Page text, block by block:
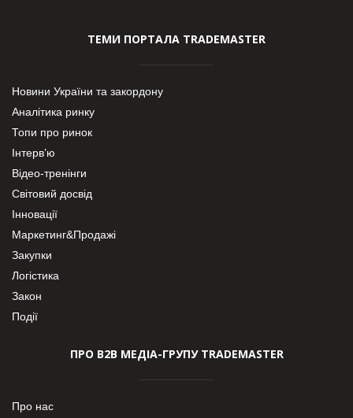
ТЕМИ ПОРТАЛА TRADEMASTER
Новини України та закордону
Аналітика ринку
Топи про ринок
Інтерв’ю
Відео-тренінги
Світовий досвід
Інновації
Маркетинг&Продажі
Закупки
Логістика
Закон
Події
ПРО В2В МЕДІА-ГРУПУ TRADEMASTER
Про нас